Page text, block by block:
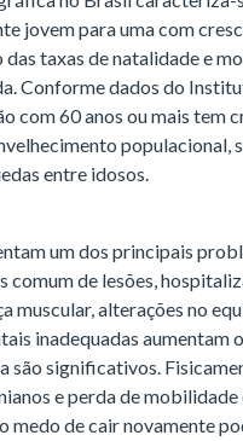
jovem para uma com
das taxas de natalidade e
Conforme dados do
com 60 anos ou mais
populacional,
entre idosos.
um dos principais
comum de lesões,
muscular, alterações no
inadequadas aumentam
são significativos.
e perda de
medo de cair novamente